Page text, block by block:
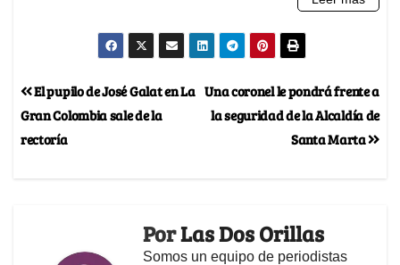
Una coronel le pondrá frente a
la seguridad de la Alcaldía de
Santa Marta
El pupilo de José Galat en La
Gran Colombia sale de la
rectoría
PorLas Dos Orillas
Somos un equipo de periodistas